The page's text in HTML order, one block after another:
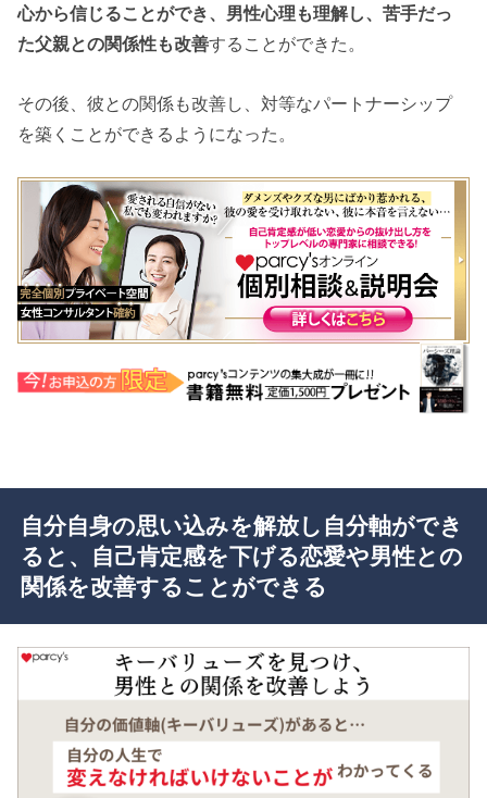
心から信じることができ、男性心理も理解し、苦手だっ
た父親との関係性も改善することができた。
その後、彼との関係も改善し、対等なパートナーシップ
を築くことができるようになった。
自分自身の思い込みを解放し自分軸ができ
ると、自己肯定感を下げる恋愛や男性との
関係を改善することができる